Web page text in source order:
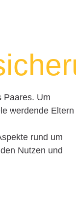
Paares. Um
werdende Eltern
rund um
Nutzen und